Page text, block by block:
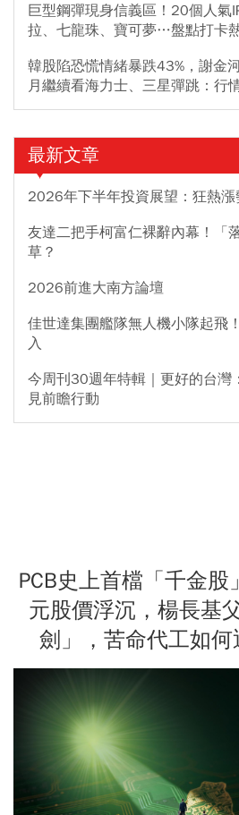
巨型鋼彈現身信義區！20個人氣
拉、七龍珠、寶可夢…盤點打卡
韓股陷恐慌情緒暴跌43%，謝金
月繼續看海力士、三星彈跳：行
最新文章
2026年下半年投資展望：狂熱
友達二把手柯富仁裸辭內幕！「
草？
2026前進大南方論壇
佳世達集團艦隊無人機小隊起飛
入
今周刊30週年特輯｜更好的台灣
見前瞻行動
PCB史上首檔「千金
元股價浮沉，楊長基
劍」，苦命代工如何